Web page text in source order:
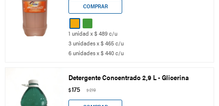
1 unidad x $ 489 c/u
3 unidades x $ 465 c/u
6 unidades x $ 440 c/u
Detergente Concentrado 2,9 L - Glicerina
$175 $219